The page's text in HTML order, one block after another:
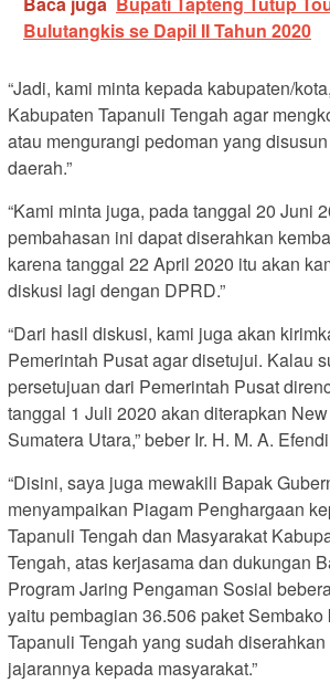
Bulutangkis se Dapil II Tahun 2020
“Jadi, kami minta kepada kabupaten/
Kabupaten Tapanuli Tengah agar
atau mengurangi pedoman yang
daerah.”
“Kami minta juga, pada tanggal 20 Juni
pembahasan ini dapat diserahkan
karena tanggal 22 April 2020 itu akan
diskusi lagi dengan DPRD.”
“Dari hasil diskusi, kami juga akan
Pemerintah Pusat agar disetujui. Kalau
persetujuan dari Pemerintah Pusat
tanggal 1 Juli 2020 akan diterapkan
Sumatera Utara,” beber Ir. H. M. A.
“Disini, saya juga mewakili Bapak
menyampaikan Piagam Penghargaan
Tapanuli Tengah dan Masyarakat
Tengah, atas kerjasama dan dukungan
Program Jaring Pengaman Sosial
yaitu pembagian 36.506 paket
Tapanuli Tengah yang sudah
jajarannya kepada masyarakat.”